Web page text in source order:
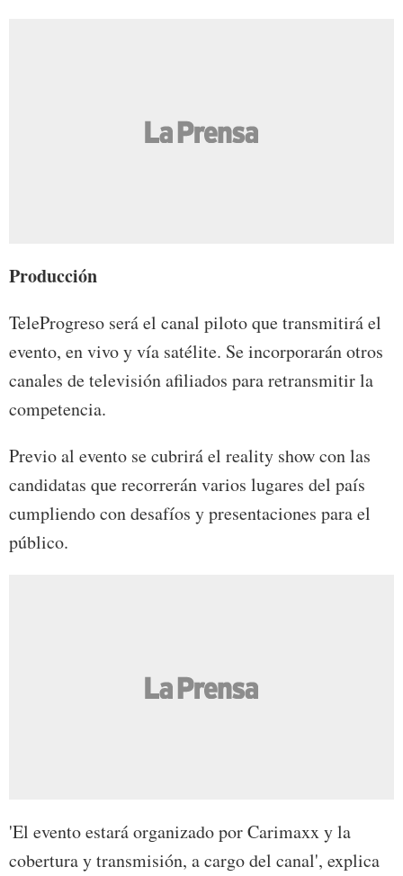
Producción
TeleProgreso será el canal piloto que transmitirá el
evento, en vivo y vía satélite. Se incorporarán otros
canales de televisión afiliados para retransmitir la
competencia.
Previo al evento se cubrirá el reality show con las
candidatas que recorrerán varios lugares del país
cumpliendo con desafíos y presentaciones para el
público.
'El evento estará organizado por Carimaxx y la
cobertura y transmisión, a cargo del canal', explica